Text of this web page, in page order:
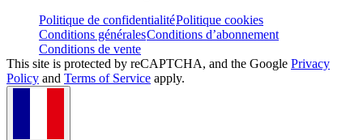
Politique de confidentialitéPolitique cookies
Conditions généralesConditions d’abonnement
Conditions de vente
This site is protected by reCAPTCHA, and the Google Privacy
Policy and Terms of Service apply.